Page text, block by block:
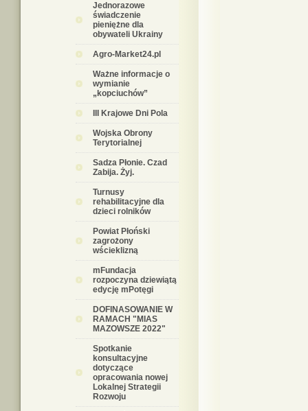
Jednorazowe
świadczenie
pieniężne dla
obywateli Ukrainy
Agro-Market24.pl
Ważne informacje o
wymianie
„kopciuchów”
III Krajowe Dni Pola
Wojska Obrony
Terytorialnej
Sadza Płonie. Czad
Zabija. Żyj.
Turnusy
rehabilitacyjne dla
dzieci rolników
Powiat Płoński
zagrożony
wścieklizną
mFundacja
rozpoczyna dziewiątą
edycję mPotęgi
DOFINASOWANIE W
RAMACH "MIAS
MAZOWSZE 2022"
Spotkanie
konsultacyjne
dotyczące
opracowania nowej
Lokalnej Strategii
Rozwoju